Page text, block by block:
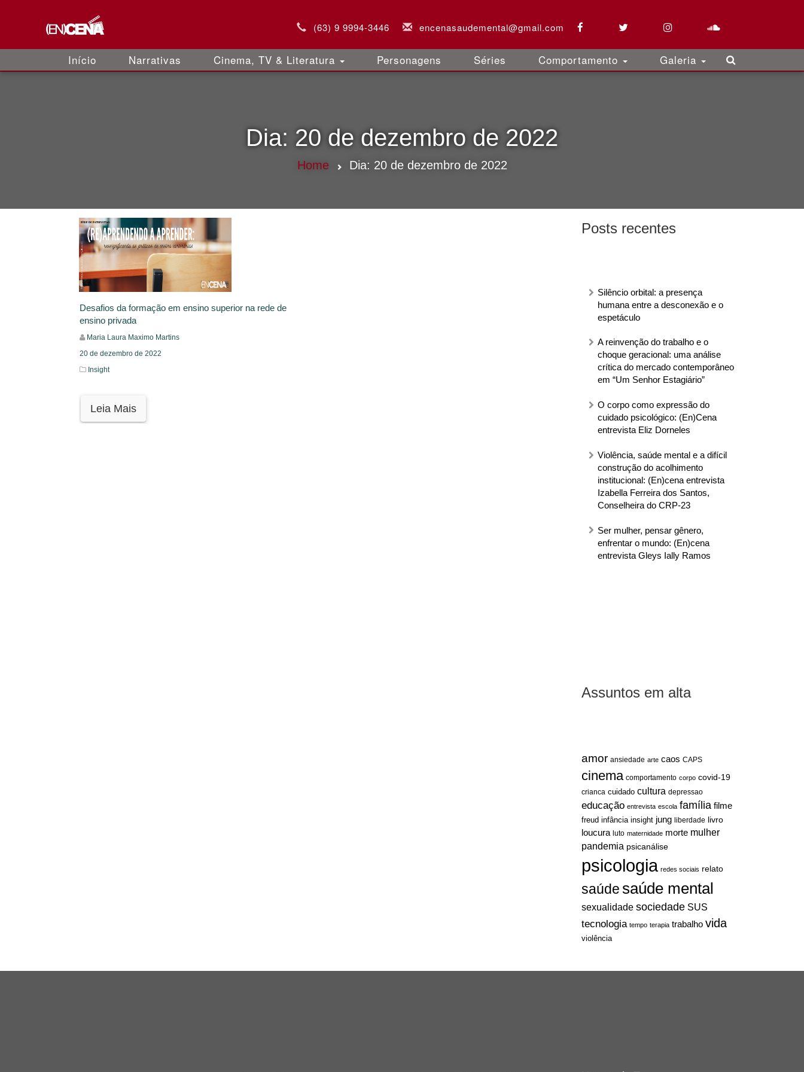
(63) 9 9994-3446 encenasaudemental@gmail.com
Início Narrativas Cinema, TV & Literatura Personagens Séries Comportamento Galeria
Dia: 20 de dezembro de 2022
Home Dia: 20 de dezembro de 2022
Posts recentes
Silêncio orbital: a presença
humana entre a desconexão e o
espetáculo
A reinvenção do trabalho e o
choque geracional: uma análise
crítica do mercado contemporâneo
em “Um Senhor Estagiário”
O corpo como expressão do
cuidado psicológico: (En)Cena
entrevista Eliz Dorneles
Violência, saúde mental e a difícil
construção do acolhimento
institucional: (En)cena entrevista
Izabella Ferreira dos Santos,
Conselheira do CRP-23
Ser mulher, pensar gênero,
enfrentar o mundo: (En)cena
entrevista Gleys Ially Ramos
Assuntos em alta
amor ansiedade arte caos CAPS
cinema comportamento corpo covid-19
crianca cuidado cultura depressao
educação entrevista escola família filme
freud infância insight jung liberdade livro
loucura luto maternidade morte mulher
pandemia psicanálise
psicologia redes sociais relato
saúdesaúde mental
sexualidade sociedade SUS
tecnologia tempo terapia trabalho vida
violência
Desafios da formação em ensino superior na rede de
ensino privada
Maria Laura Maximo Martins
20 de dezembro de 2022
Insight
Leia Mais